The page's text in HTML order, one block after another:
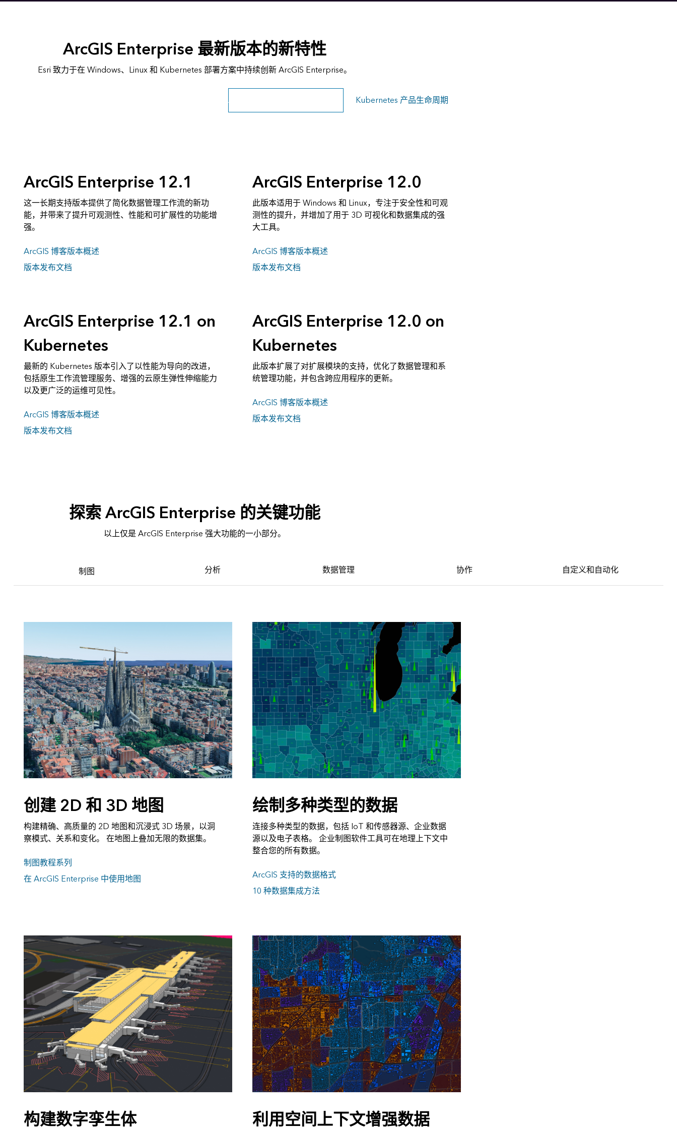
ArcGIS Enterprise 最新版本的新特性
Esri 致力于在 Windows、Linux 和 Kubernetes 部署方案中持续创新 ArcGIS Enterprise。
ArcGIS Enterprise 产品生命周期 Kubernetes 产品生命周期
ArcGIS Enterprise 12.1
这一长期支持版本提供了简化数据管理工作流的新功
能，并带来了提升可观测性、性能和可扩展性的功能增
强。
ArcGIS 博客版本概述
版本发布文档
ArcGIS Enterprise 12.0
此版本适用于 Windows 和 Linux，专注于安全性和可观
测性的提升，并增加了用于 3D 可视化和数据集成的强
大工具。
ArcGIS 博客版本概述
版本发布文档
ArcGIS Enterprise 12.1 on
Kubernetes
最新的 Kubernetes 版本引入了以性能为导向的改进，
包括原生工作流管理服务、增强的云原生弹性伸缩能力
以及更广泛的运维可见性。
ArcGIS 博客版本概述
版本发布文档
ArcGIS Enterprise 12.0 on
Kubernetes
此版本扩展了对扩展模块的支持，优化了数据管理和系
统管理功能，并包含跨应用程序的更新。
ArcGIS 博客版本概述
版本发布文档
探索 ArcGIS Enterprise 的关键功能
以上仅是 ArcGIS Enterprise 强大功能的一小部分。
制图 分析 数据管理 协作 自定义和自动化
创建 2D 和 3D 地图
构建精确、高质量的 2D 地图和沉浸式 3D 场景，以洞
察模式、关系和变化。 在地图上叠加无限的数据集。
制图教程系列
在 ArcGIS Enterprise 中使用地图
绘制多种类型的数据
连接多种类型的数据，包括 IoT 和传感器源、企业数据
源以及电子表格。 企业制图软件工具可在地理上下文中
整合您的所有数据。
ArcGIS 支持的数据格式
10 种数据集成方法
构建数字孪生体 利用空间上下文增强数据